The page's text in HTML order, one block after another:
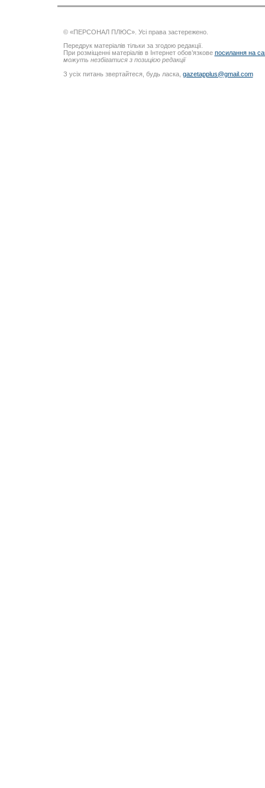
© «ПЕРСОНАЛ ПЛЮС». Усі права застережено.
Передрук матеріалів тільки за згодою редакції.
При розміщенні матеріалів в Інтернет обов’язкове посилання на
можуть незбігатися з позицією редакції
З усіх питань звертайтеся, будь ласка, gazetapplus@gmail.com